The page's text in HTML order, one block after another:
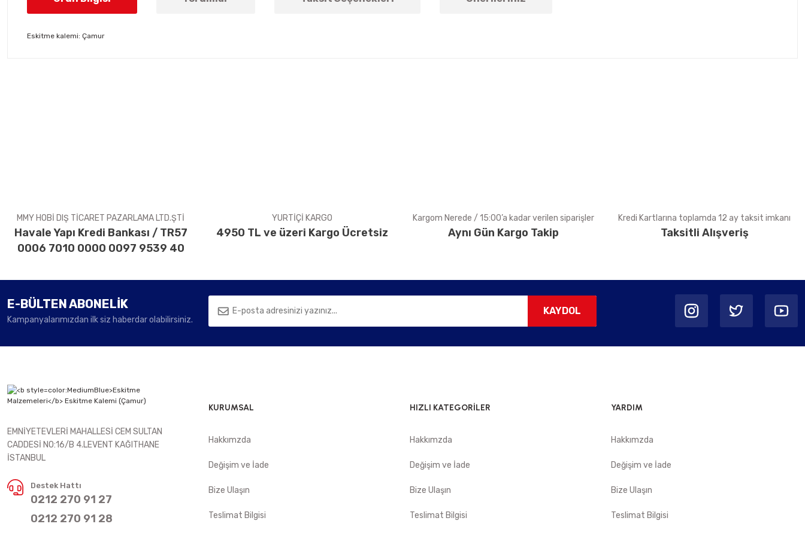
Eskitme kalemi: Çamur
MMY HOBİ DIŞ TİCARET PAZARLAMA LTD.ŞTİ
Havale Yapı Kredi Bankası / TR57
0006 7010 0000 0097 9539 40
YURTİÇİ KARGO
4950 TL ve üzeri Kargo Ücretsiz
Kargom Nerede / 15:00’a kadar verilen siparişler
Aynı Gün Kargo Takip
Kredi Kartlarına toplamda 12 ay taksit imkanı
Taksitli Alışveriş
E-BÜLTEN ABONELİK
Kampanyalarımızdan ilk siz haberdar olabilirsiniz.
KAYDOL
EMNİYETEVLERİ MAHALLESİ CEM SULTAN
CADDESİ NO:16/B 4.LEVENT KAĞITHANE
İSTANBUL
Destek Hattı
0212 270 91 27
0212 270 91 28
KURUMSAL
Hakkımzda
Değişim ve İade
Bize Ulaşın
Teslimat Bilgisi
HIZLI KATEGORİLER
Hakkımzda
Değişim ve İade
Bize Ulaşın
Teslimat Bilgisi
YARDIM
Hakkımzda
Değişim ve İade
Bize Ulaşın
Teslimat Bilgisi